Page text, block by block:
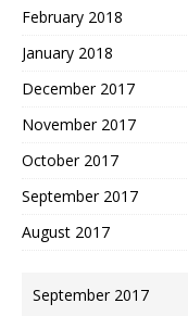
February 2018
January 2018
December 2017
November 2017
October 2017
September 2017
August 2017
September 2017